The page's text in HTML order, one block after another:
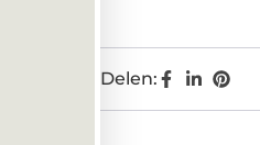
Delen: